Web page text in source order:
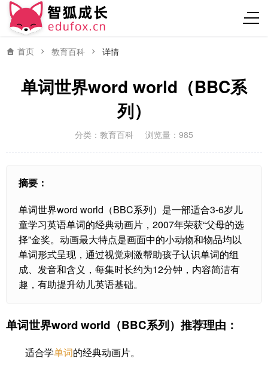
首页 教育百科 详情
单词世界word world（BBC系
列）
分类： 教育百科 浏览量：985
摘要：
单词世界word world（BBC系列）是一部适合3-6岁儿
童学习英语单词的经典动画片，2007年荣获“父母的选
择”金奖。动画最大特点是画面中的小动物和物品均以
单词形式呈现，通过视觉刺激帮助孩子认识单词的组
成、发音和含义，每集时长约为12分钟，内容简洁有
趣，有助提升幼儿英语基础。
单词世界word world（BBC系列） 推荐理由：
适合学单词的经典动画片。